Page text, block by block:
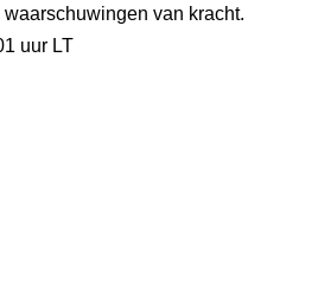
van kracht.
uur LT